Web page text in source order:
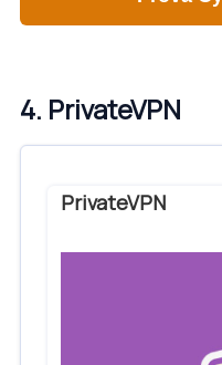
4. PrivateVPN
PrivateVPN